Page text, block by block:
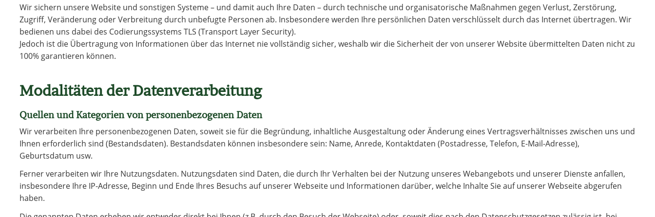
Wir sichern unsere Website und sonstigen Systeme – und damit auch Ihre Daten – durch technische und organisatorische Maßnahmen gegen Verlust, Zerstörung,
Zugriff, Veränderung oder Verbreitung durch unbefugte Personen ab. Insbesondere werden Ihre persönlichen Daten verschlüsselt durch das Internet übertragen. Wir
bedienen uns dabei des Codierungssystems TLS (Transport Layer Security).
Jedoch ist die Übertragung von Informationen über das Internet nie vollständig sicher, weshalb wir die Sicherheit der von unserer Website übermittelten Daten nicht zu
100% garantieren können.
Modalitäten der Datenverarbeitung
Quellen und Kategorien von personenbezogenen Daten
Wir verarbeiten Ihre personenbezogenen Daten, soweit sie für die Begründung, inhaltliche Ausgestaltung oder Änderung eines Vertragsverhältnisses zwischen uns und
Ihnen erforderlich sind (Bestandsdaten). Bestandsdaten können insbesondere sein: Name, Anrede, Kontaktdaten (Postadresse, Telefon, E-Mail-Adresse),
Geburtsdatum usw.
Ferner verarbeiten wir Ihre Nutzungsdaten. Nutzungsdaten sind Daten, die durch Ihr Verhalten bei der Nutzung unseres Webangebots und unserer Dienste anfallen,
insbesondere Ihre IP-Adresse, Beginn und Ende Ihres Besuchs auf unserer Webseite und Informationen darüber, welche Inhalte Sie auf unserer Webseite abgerufen
haben.